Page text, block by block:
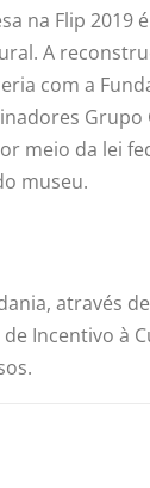
na Flip
A
com a
meio da lei
museu.
através
Incentivo à